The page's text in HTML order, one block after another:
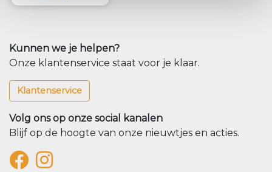
Kunnen we je helpen?
Onze klantenservice staat voor je klaar.
Klantenservice
Volg ons op onze social kanalen
Blijf op de hoogte van onze nieuwtjes en acties.